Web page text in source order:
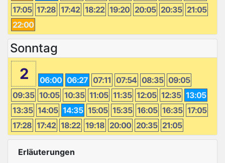
17:05 17:28 17:42 18:22 19:20 20:05 20:35 21:05
22:00
Sonntag
2 06:00 06:27 07:11 07:54 08:35 09:05
09:35 10:05 10:35 11:05 11:35 12:05 12:35 13:05
13:35 14:05 14:35 15:05 15:35 16:05 16:35 17:05
17:28 17:42 18:22 19:18 20:00 20:35 21:05
Erläuterungen